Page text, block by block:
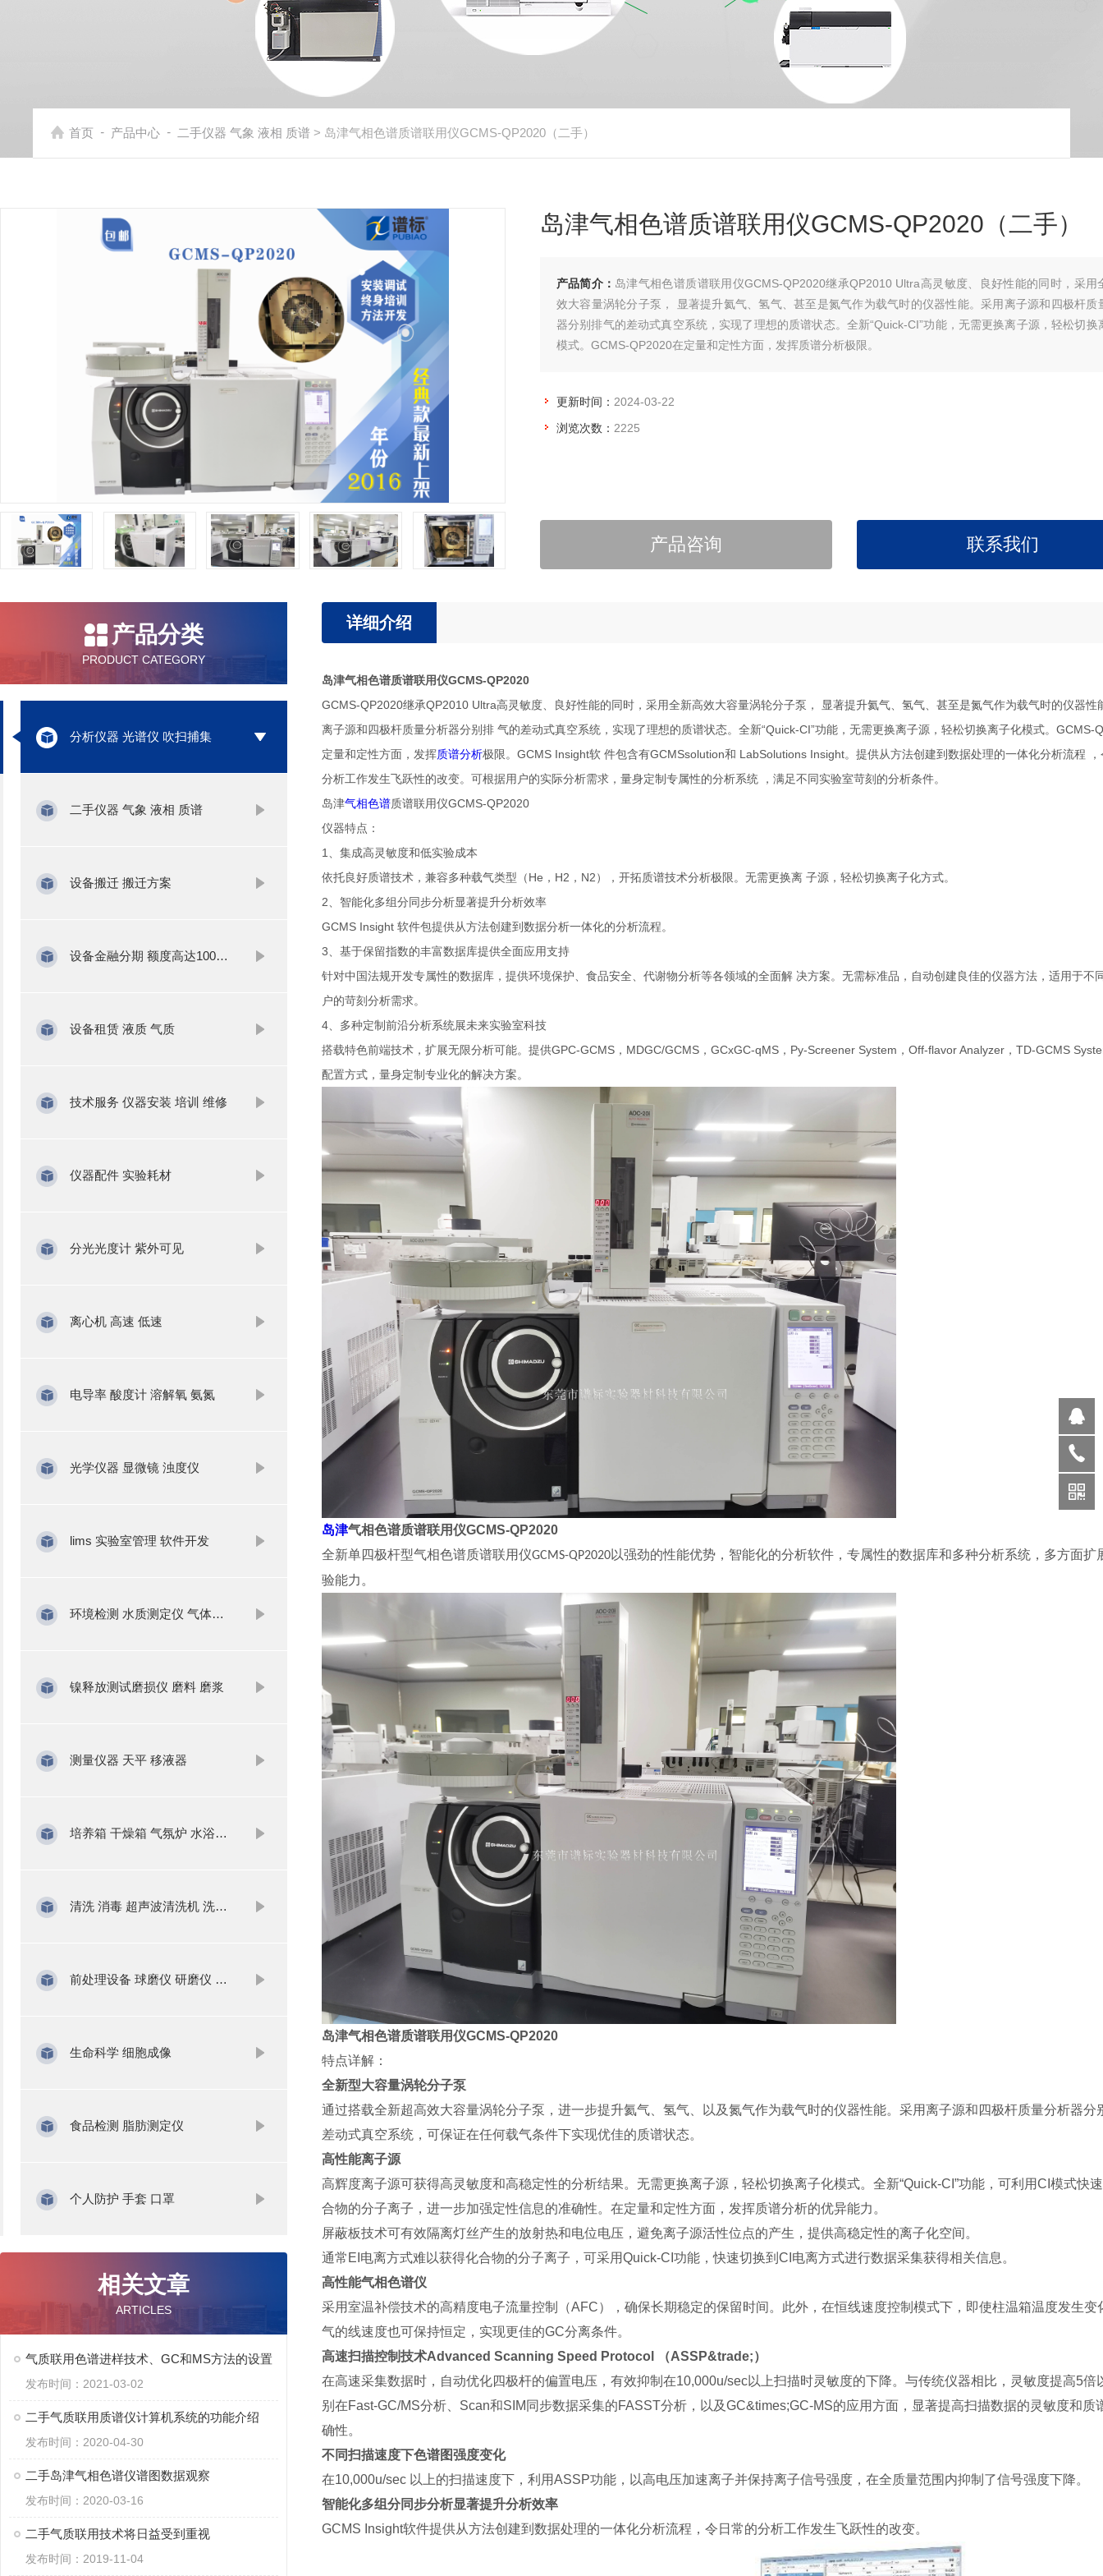
首页 - 产品中心 - 二手仪器 气象 液相 质谱 > 岛津气相色谱质谱联用仪GCMS-QP2020（二手）
岛津气相色谱质谱联用仪GCMS-QP2020（二手）
产品简介： 岛津气相色谱质谱联用仪GCMS-QP2020继承QP2010 Ultra高灵敏度、良好性能的同时，采用
效大容量涡轮分子泵， 显著提升氦气、氢气、甚至是氮气作为载气时的仪器性能。采用离子源和四极杆质
器分别排气的差动式真空系统，实现了理想的质谱状态。全新“Quick-CI”功能，无需更换离子源，轻松切换
模式。GCMS-QP2020在定量和定性方面，发挥质谱分析极限。
更新时间： 2024-03-22
浏览次数： 2225
产品咨询 联系我们
产品分类
PRODUCT CATEGORY
分析仪器 光谱仪 吹扫捕集
二手仪器 气象 液相 质谱
设备搬迁 搬迁方案
设备金融分期 额度高达1000万
设备租赁 液质 气质
技术服务 仪器安装 培训 维修
仪器配件 实验耗材
分光光度计 紫外可见
离心机 高速 低速
电导率 酸度计 溶解氧 氨氮
光学仪器 显微镜 浊度仪
lims 实验室管理 软件开发
环境检测 水质测定仪 气体分析
镍释放测试磨损仪 磨料 磨浆
测量仪器 天平 移液器
培养箱 干燥箱 气氛炉 水浴锅 振荡器
清洗 消毒 超声波清洗机 洗瓶机
前处理设备 球磨仪 研磨仪 氮吹仪 固相萃取
生命科学 细胞成像
食品检测 脂肪测定仪
个人防护 手套 口罩
相关文章
ARTICLES
气质联用色谱进样技术、GC和MS方法的设置
发布时间：2021-03-02
二手气质联用质谱仪计算机系统的功能介绍
发布时间：2020-04-30
二手岛津气相色谱仪谱图数据观察
发布时间：2020-03-16
二手气质联用技术将日益受到重视
发布时间：2019-11-04
详细介绍
岛津气相色谱质谱联用仪GCMS-QP2020
GCMS-QP2020继承QP2010 Ultra高灵敏度、良好性能的同时，采用全新高效大容量涡轮分子泵， 显著提升氦气、氢气、甚至是氮气作为载气时的仪器性
离子源和四极杆质量分析器分别排 气的差动式真空系统，实现了理想的质谱状态。全新“Quick-CI”功能，无需更换离子源，轻松切换离子化模式。GCMS-
定量和定性方面，发挥质谱分析极限。GCMS Insight软 件包含有GCMSsolution和 LabSolutions Insight。提供从方法创建到数据处理的一体化分析流程
分析工作发生飞跃性的改变。可根据用户的实际分析需求，量身定制专属性的分析系统 ，满足不同实验室苛刻的分析条件。
岛津气相色谱质谱联用仪GCMS-QP2020
仪器特点：
1、集成高灵敏度和低实验成本
依托良好质谱技术，兼容多种载气类型（He，H2，N2），开拓质谱技术分析极限。无需更换离 子源，轻松切换离子化方式。
2、智能化多组分同步分析显著提升分析效率
GCMS Insight 软件包提供从方法创建到数据分析一体化的分析流程。
3、基于保留指数的丰富数据库提供全面应用支持
针对中国法规开发专属性的数据库，提供环境保护、食品安全、代谢物分析等各领域的全面解 决方案。无需标准品，自动创建良佳的仪器方法，适用于不
户的苛刻分析需求。
4、多种定制前沿分析系统展未来实验室科技
搭载特色前端技术，扩展无限分析可能。提供GPC-GCMS，MDGC/GCMS，GCxGC-qMS，Py-Screener System，Off-flavor Analyzer，TD-GCMS
配置方式，量身定制专业化的解决方案。
岛津气相色谱质谱联用仪GCMS-QP2020
全新单四极杆型气相色谱质谱联用仪GCMS-QP2020以强劲的性能优势，智能化的分析软件，专属性的数据库和多种分析系统，多方面扩
验能力。
岛津气相色谱质谱联用仪GCMS-QP2020
特点详解：
全新型大容量涡轮分子泵
通过搭载全新超高效大容量涡轮分子泵，进一步提升氦气、氢气、以及氮气作为载气时的仪器性能。采用离子源和四极杆质量分析器分
差动式真空系统，可保证在任何载气条件下实现优佳的质谱状态。
高性能离子源
高辉度离子源可获得高灵敏度和高稳定性的分析结果。无需更换离子源，轻松切换离子化模式。全新“Quick-CI”功能，可利用CI模式快
合物的分子离子，进一步加强定性信息的准确性。在定量和定性方面，发挥质谱分析的优异能力。
屏蔽板技术可有效隔离灯丝产生的放射热和电位电压，避免离子源活性位点的产生，提供高稳定性的离子化空间。
通常EI电离方式难以获得化合物的分子离子，可采用Quick-CI功能，快速切换到CI电离方式进行数据采集获得相关信息。
高性能气相色谱仪
采用室温补偿技术的高精度电子流量控制（AFC），确保长期稳定的保留时间。此外，在恒线速度控制模式下，即使柱温箱温度发生变
气的线速度也可保持恒定，实现更佳的GC分离条件。
高速扫描控制技术Advanced Scanning Speed Protocol （ASSP&trade;）
在高速采集数据时，自动优化四极杆的偏置电压，有效抑制在10,000u/sec以上扫描时灵敏度的下降。与传统仪器相比，灵敏度提高5倍
别在Fast-GC/MS分析、Scan和SIM同步数据采集的FASST分析，以及GC&times;GC-MS的应用方面，显著提高扫描数据的灵敏度和质
确性。
不同扫描速度下色谱图强度变化
在10,000u/sec 以上的扫描速度下，利用ASSP功能，以高电压加速离子并保持离子信号强度，在全质量范围内抑制了信号强度下降。
智能化多组分同步分析显著提升分析效率
GCMS Insight软件提供从方法创建到数据处理的一体化分析流程，令日常的分析工作发生飞跃性的改变。